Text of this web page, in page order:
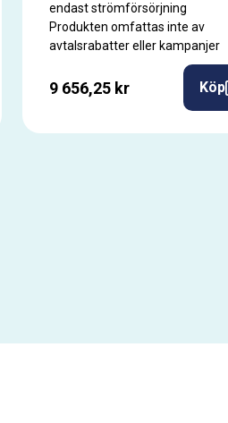
endast strömförsörjning
Produkten omfattas inte av
avtalsrabatter eller kampanjer
9 656,25 kr Köp